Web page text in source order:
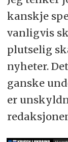
kanskje
vanligvis
plutselig
nyheter.
ganske
er